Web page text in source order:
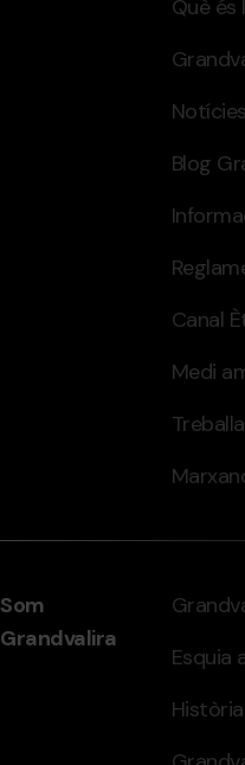
Què és
Notícies
Blog
Canal
Medi
Som
Grandvalira
Esquia